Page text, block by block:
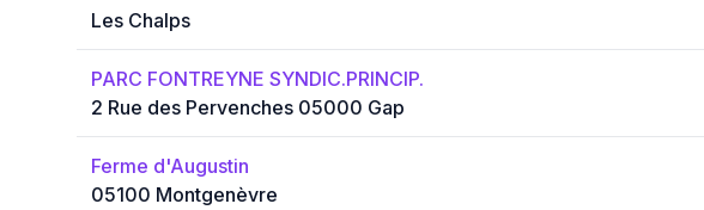
Les Chalps
PARC FONTREYNE SYNDIC.PRINCIP.
2 Rue des Pervenches 05000 Gap
Ferme d'Augustin
05100 Montgenèvre